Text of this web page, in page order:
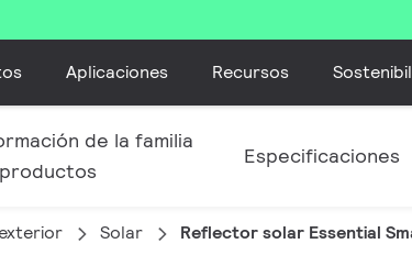
Aplicaciones Recursos
de la familia
Especificaciones
Solar Reflector solar Essential